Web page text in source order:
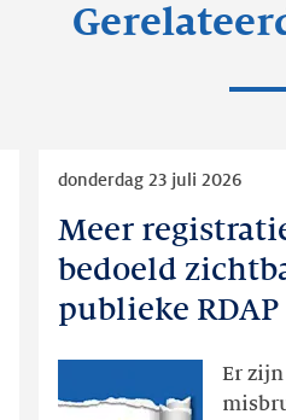
Meer
bedoeld
publieke RDAP
donderdag 23 juli 2026
Er
Meer
registratiegegevens
dan
bedoeld
via